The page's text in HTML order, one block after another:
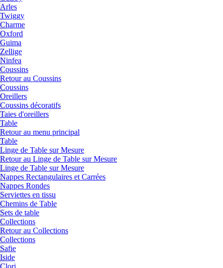
Arles
Twiggy
Charme
Oxford
Guima
Zellige
Ninfea
Coussins
Retour au Coussins
Coussins
Oreillers
Coussins décoratifs
Taies d'oreillers
Table
Retour au menu principal
Table
Linge de Table sur Mesure
Retour au Linge de Table sur Mesure
Linge de Table sur Mesure
Nappes Rectangulaires et Carrées
Nappes Rondes
Serviettes en tissu
Chemins de Table
Sets de table
Collections
Retour au Collections
Collections
Safie
Iside